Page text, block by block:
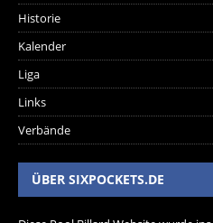
Historie
Kalender
Liga
Links
Verbände
ÜBER SIXPOCKETS.DE